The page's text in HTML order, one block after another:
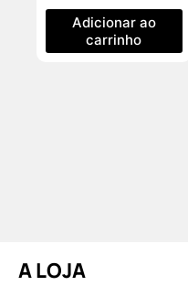
Adicionar ao
carrinho
A LOJA